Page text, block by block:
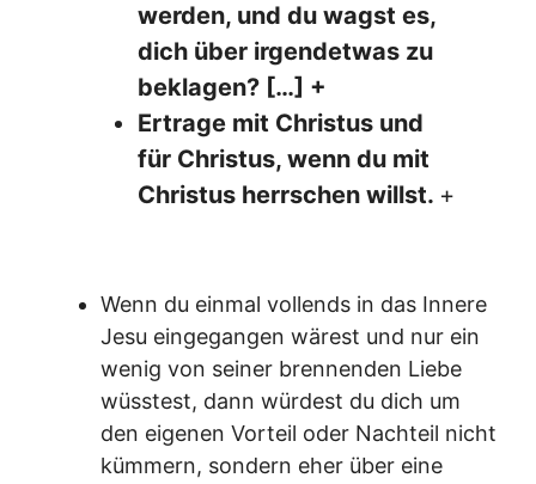
werden, und du wagst es,
dich über irgendetwas zu
beklagen? […] +
Ertrage mit Christus und
für Christus, wenn du mit
Christus herrschen willst. +
Wenn du einmal vollends in das Innere
Jesu eingegangen wärest und nur ein
wenig von seiner brennenden Liebe
wüsstest, dann würdest du dich um
den eigenen Vorteil oder Nachteil nicht
kümmern, sondern eher über eine